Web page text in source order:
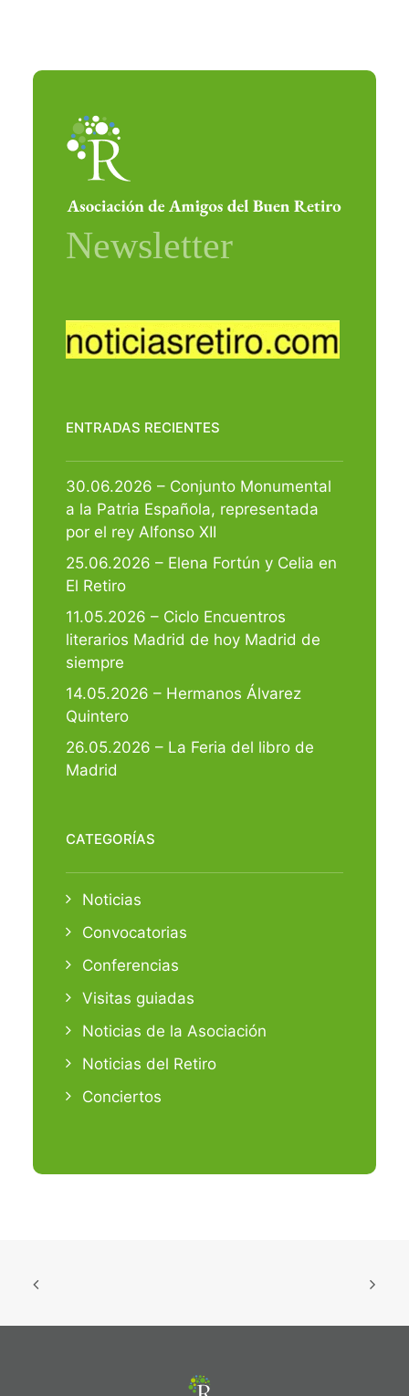
ENTRADAS RECIENTES
30.06.2026 – Conjunto Monumental
a la Patria Española, representada
por el rey Alfonso XII
25.06.2026 – Elena Fortún y Celia en
El Retiro
11.05.2026 – Ciclo Encuentros
literarios Madrid de hoy Madrid de
siempre
14.05.2026 – Hermanos Álvarez
Quintero
26.05.2026 – La Feria del libro de
Madrid
CATEGORÍAS
Noticias
Convocatorias
Conferencias
Visitas guiadas
Noticias de la Asociación
Noticias del Retiro
Conciertos